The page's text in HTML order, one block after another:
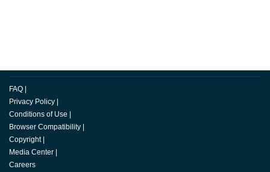
FAQ
Privacy Policy
Conditions of Use
Browser Compatibility
Copyright
Media Center
Careers